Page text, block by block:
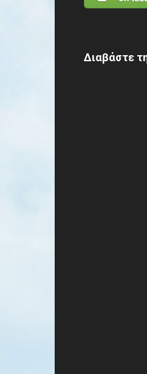
Διαβάστε